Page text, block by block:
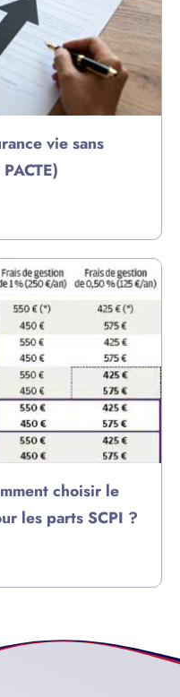
vie sans
choisir le
les parts SCPI ?